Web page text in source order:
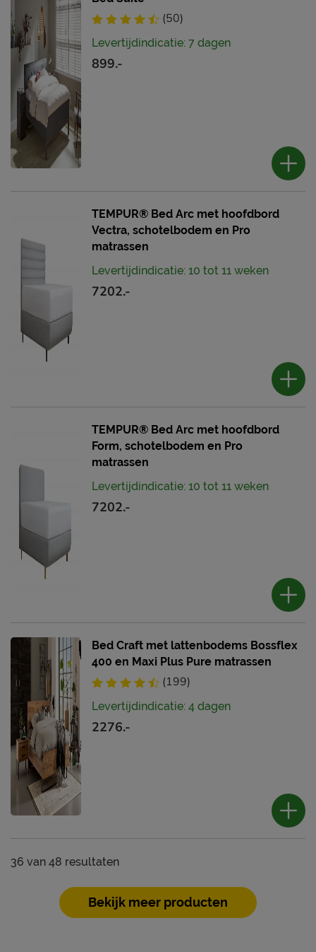
(50)
Levertijdindicatie: 7 dagen
899.-
TEMPUR® Bed Arc met hoofdbord
Vectra, schotelbodem en Pro
matrassen
Levertijdindicatie: 10 tot 11 weken
7202.-
TEMPUR® Bed Arc met hoofdbord
Form, schotelbodem en Pro
matrassen
Levertijdindicatie: 10 tot 11 weken
7202.-
Bed Craft met lattenbodems Bossflex
400 en Maxi Plus Pure matrassen
(199)
Levertijdindicatie: 4 dagen
2276.-
36 van 48 resultaten
Bekijk meer producten